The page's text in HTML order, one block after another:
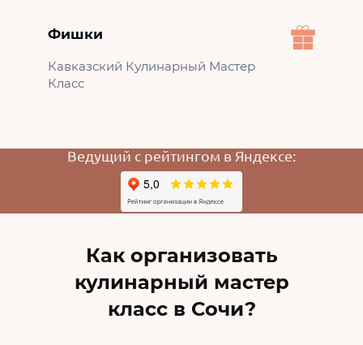
Фишки
Кавказский Кулинарный Мастер
Класс
Ведущий с рейтингом в Яндексе:
Как организовать
кулинарный мастер
класс в Сочи?